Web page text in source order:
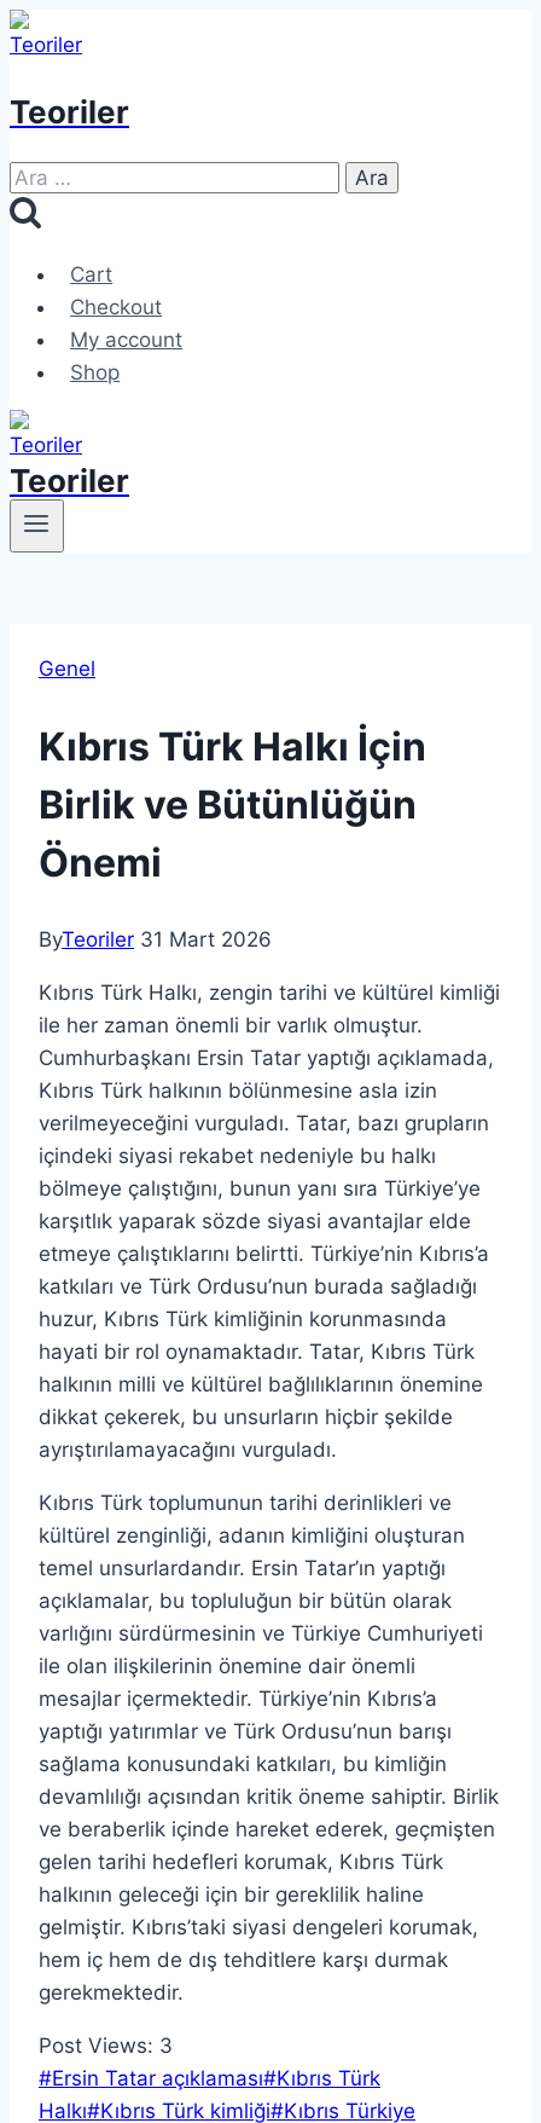
Skip
to
Teoriler
Arama:
Cart
Checkout
My account
Shop
Teoriler
Genel
Kıbrıs Türk Halkı İçin
Birlik ve Bütünlüğün
Önemi
ByTeoriler 31 Mart 2026
Kıbrıs Türk Halkı, zengin tarihi ve kültürel kimliği
ile her zaman önemli bir varlık olmuştur.
Cumhurbaşkanı Ersin Tatar yaptığı açıklamada,
Kıbrıs Türk halkının bölünmesine asla izin
verilmeyeceğini vurguladı. Tatar, bazı grupların
içindeki siyasi rekabet nedeniyle bu halkı
bölmeye çalıştığını, bunun yanı sıra Türkiye’ye
karşıtlık yaparak sözde siyasi avantajlar elde
etmeye çalıştıklarını belirtti. Türkiye’nin Kıbrıs’a
katkıları ve Türk Ordusu’nun burada sağladığı
huzur, Kıbrıs Türk kimliğinin korunmasında
hayati bir rol oynamaktadır. Tatar, Kıbrıs Türk
halkının milli ve kültürel bağlılıklarının önemine
dikkat çekerek, bu unsurların hiçbir şekilde
ayrıştırılamayacağını vurguladı.
Kıbrıs Türk toplumunun tarihi derinlikleri ve
kültürel zenginliği, adanın kimliğini oluşturan
temel unsurlardandır. Ersin Tatar’ın yaptığı
açıklamalar, bu topluluğun bir bütün olarak
varlığını sürdürmesinin ve Türkiye Cumhuriyeti
ile olan ilişkilerinin önemine dair önemli
mesajlar içermektedir. Türkiye’nin Kıbrıs’a
yaptığı yatırımlar ve Türk Ordusu’nun barışı
sağlama konusundaki katkıları, bu kimliğin
devamlılığı açısından kritik öneme sahiptir. Birlik
ve beraberlik içinde hareket ederek, geçmişten
gelen tarihi hedefleri korumak, Kıbrıs Türk
halkının geleceği için bir gereklilik haline
gelmiştir. Kıbrıs’taki siyasi dengeleri korumak,
hem iç hem de dış tehditlere karşı durmak
gerekmektedir.
Post Views: 3
Post
Tags:
#Ersin Tatar açıklaması#Kıbrıs Türk
Halkı#Kıbrıs Türk kimliği#Kıbrıs Türkiye